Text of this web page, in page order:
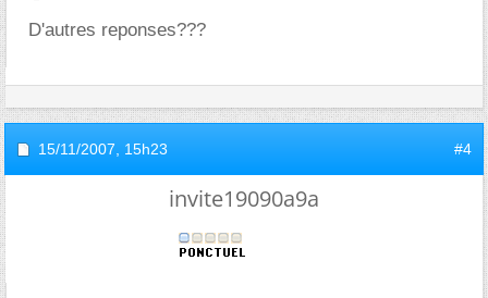
D'autres reponses???
15/11/2007, 15h23 #4
invite19090a9a